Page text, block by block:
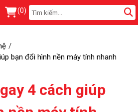
(0)
bạn đổi hình nền máy tính nhanh
4 cách giúp